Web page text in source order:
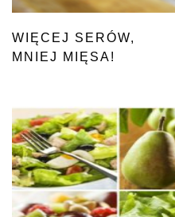
WIĘCEJ SERÓW,
MNIEJ MIĘSA!